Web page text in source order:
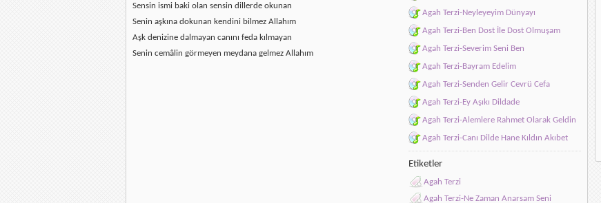
Sensin ismi baki olan sensin dillerde okunan
Senin aşkına dokunan kendini bilmez Allahım
Aşk denizine dalmayan canını feda kılmayan
Senin cemâlin görmeyen meydana gelmez Allahım
Agah Terzi-Neyleyeyim Dünyayı
Agah Terzi-Ben Dost İle Dost Olmuşam
Agah Terzi-Severim Seni Ben
Agah Terzi-Bayram Edelim
Agah Terzi-Senden Gelir Cevrü Cefa
Agah Terzi-Ey Aşıkı Dildade
Agah Terzi-Alemlere Rahmet Olarak Geldin
Agah Terzi-Canı Dilde Hane Kıldın Akıbet
Etiketler
Agah Terzi
Agah Terzi-Ne Zaman Anarsam Seni